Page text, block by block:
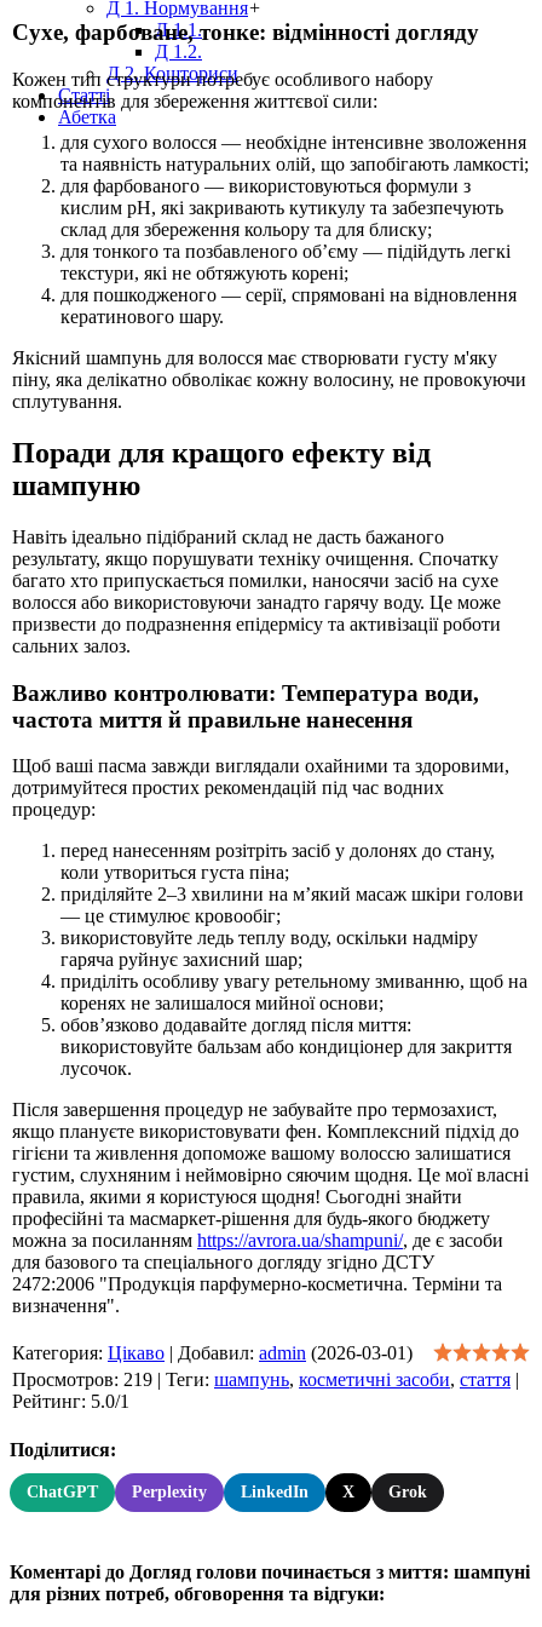
Д 1. Нормування+
Д 1.1.
Д 1.2.
Д 2. Кошториси
Статті
Абетка
Сухе, фарбоване, тонке: відмінності догляду
Кожен тип структури потребує особливого набору
компонентів для збереження життєвої сили:
для сухого волосся — необхідне інтенсивне зволоження
та наявність натуральних олій, що запобігають ламкості;
для фарбованого — використовуються формули з
кислим pH, які закривають кутикулу та забезпечують
склад для збереження кольору та для блиску;
для тонкого та позбавленого об’єму — підійдуть легкі
текстури, які не обтяжують корені;
для пошкодженого — серії, спрямовані на відновлення
кератинового шару.
Якісний шампунь для волосся має створювати густу м'яку
піну, яка делікатно обволікає кожну волосину, не провокуючи
сплутування.
Поради для кращого ефекту від
шампуню
Навіть ідеально підібраний склад не дасть бажаного
результату, якщо порушувати техніку очищення. Спочатку
багато хто припускається помилки, наносячи засіб на сухе
волосся або використовуючи занадто гарячу воду. Це може
призвести до подразнення епідермісу та активізації роботи
сальних залоз.
Важливо контролювати: Температура води,
частота миття й правильне нанесення
Щоб ваші пасма завжди виглядали охайними та здоровими,
дотримуйтеся простих рекомендацій під час водних
процедур:
перед нанесенням розітріть засіб у долонях до стану,
коли утвориться густа піна;
приділяйте 2–3 хвилини на м’який масаж шкіри голови
— це стимулює кровообіг;
використовуйте ледь теплу воду, оскільки надміру
гаряча руйнує захисний шар;
приділіть особливу увагу ретельному змиванню, щоб на
коренях не залишалося мийної основи;
обов’язково додавайте догляд після миття:
використовуйте бальзам або кондиціонер для закриття
лусочок.
Після завершення процедур не забувайте про термозахист,
якщо плануєте використовувати фен. Комплексний підхід до
гігієни та живлення допоможе вашому волоссю залишатися
густим, слухняним і неймовірно сяючим щодня. Це мої власні
правила, якими я користуюся щодня! Сьогодні знайти
професійні та масмаркет-рішення для будь-якого бюджету
можна за посиланням https://avrora.ua/shampuni/, де є засоби
для базового та спеціального догляду згідно ДСТУ
2472:2006 "Продукція парфумерно-косметична. Терміни та
визначення".
Категория: Цікаво | Добавил: admin (2026-03-01)
Просмотров: 219 | Теги: шампунь, косметичні засоби, стаття |
Рейтинг: 5.0/1
Поділитися:
ChatGPT Perplexity LinkedIn X Grok
Коментарі до Догляд голови починається з миття: шампуні
для різних потреб, обговорення та відгуки: